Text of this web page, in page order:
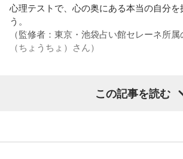
また、有吉は「吉本（興業）は縦がちゃん
ん。それは養成所でもそういう教えがあ
からも受け継がれるからだと思うんだよね
心理テストで、心の奥にある本当の自分を
う。
（監修者：東京・池袋占い館セレーネ所
（ちょうちょ）さん）
この記事を読む